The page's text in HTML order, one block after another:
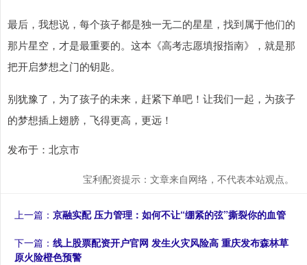
最后，我想说，每个孩子都是独一无二的星星，找到属于他们的
那片星空，才是最重要的。这本《高考志愿填报指南》，就是那
把开启梦想之门的钥匙。
别犹豫了，为了孩子的未来，赶紧下单吧！让我们一起，为孩子
的梦想插上翅膀，飞得更高，更远！
发布于：北京市
宝利配资提示：文章来自网络，不代表本站观点。
上一篇： 京融实配 压力管理：如何不让“绷紧的弦”撕裂你的血管
下一篇： 线上股票配资开户官网 发生火灾风险高 重庆发布森林草
原火险橙色预警